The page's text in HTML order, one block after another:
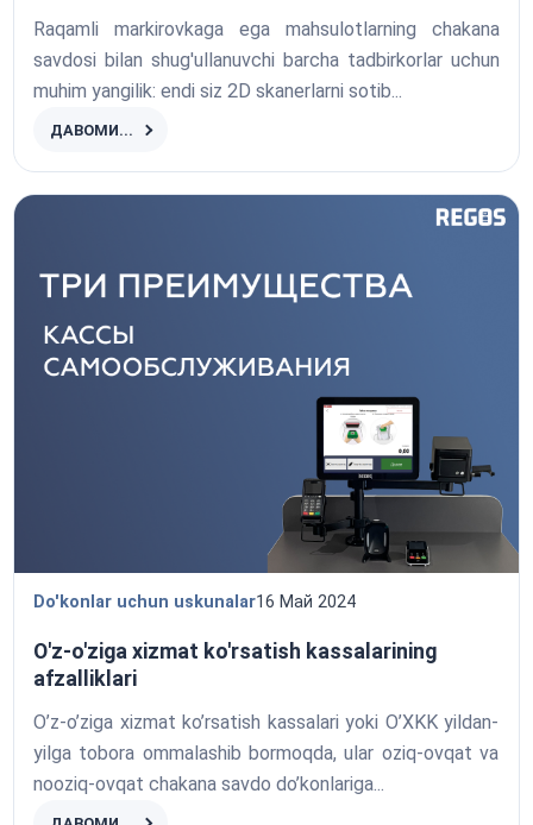
Raqamli markirovkaga ega mahsulotlarning chakana
savdosi bilan shug'ullanuvchi barcha tadbirkorlar uchun
muhim yangilik: endi siz 2D skanerlarni sotib...
ДАВОМИ...
O'z-o'ziga xizmat ko'rsatish kassalarining
afzalliklari
Do'konlar uchun uskunalar16 Май 2024
O’z-o’ziga xizmat ko’rsatish kassalari yoki O’XKK yildan-
yilga tobora ommalashib bormoqda, ular oziq-ovqat va
nooziq-ovqat chakana savdo do’konlariga...